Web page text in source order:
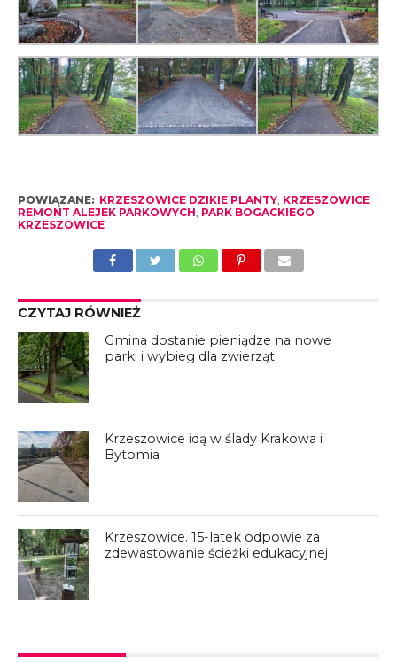
POWIĄZANE: KRZESZOWICE DZIKIE PLANTY, KRZESZOWICE
REMONT ALEJEK PARKOWYCH, PARK BOGACKIEGO
KRZESZOWICE
CZYTAJ RÓWNIEŻ
Gmina dostanie pieniądze na nowe
parki i wybieg dla zwierząt
Krzeszowice idą w ślady Krakowa i
Bytomia
Krzeszowice. 15-latek odpowie za
zdewastowanie ścieżki edukacyjnej